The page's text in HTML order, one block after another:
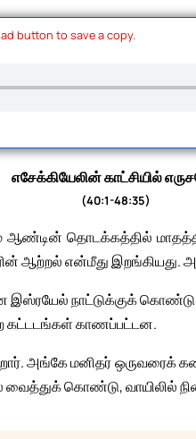
button to save a copy.
எசேக்கியேலின் காட்சியில்
(40:1-48:35)
ஆண்டின் தொடக்கத்தில்
ஆற்றல் என்மீது
இஸ்ரயேல் நாட்டுக்குக்
கட்டடங்கள் காணப்பட்டன.
அங்கே மனிதர் ஒருவரைக்
வைத்துக் கொண்டு, வாயிலில்